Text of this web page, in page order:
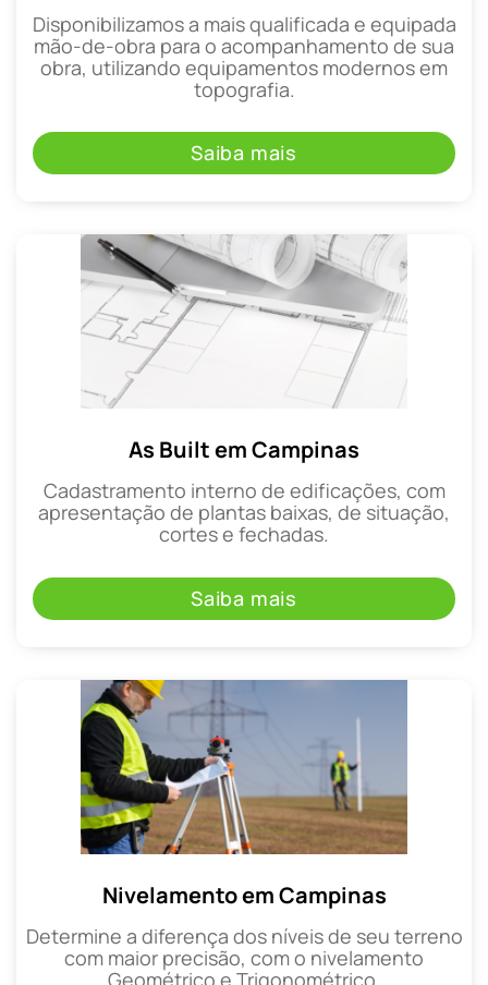
Disponibilizamos a mais qualificada e equipada
mão-de-obra para o acompanhamento de sua
obra, utilizando equipamentos modernos em
topografia.
Saiba mais
As Built em Campinas
Cadastramento interno de edificações, com
apresentação de plantas baixas, de situação,
cortes e fechadas.
Saiba mais
Nivelamento em Campinas
Determine a diferença dos níveis de seu terreno
com maior precisão, com o nivelamento
Geométrico e Trigonométrico.